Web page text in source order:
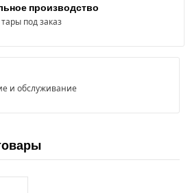
производство
под заказ
и обслуживание